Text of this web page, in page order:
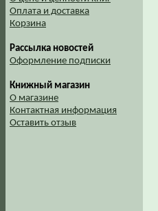
Оплата и доставка
Корзина
Рассылка новостей
Оформление подписки
Книжный магазин
О магазине
Контактная информация
Оставить отзыв